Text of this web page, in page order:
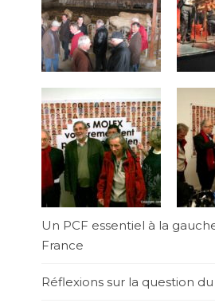
Un PCF essentiel à la
France
Réflexions sur la question du